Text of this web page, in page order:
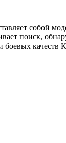
собой
поиск,
боевых